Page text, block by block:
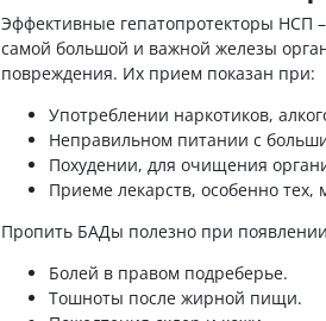
Эффективные гепатопротекторы НСП
самой большой и важной железы
повреждения. Их прием показан при:
Употреблении наркотиков,
Неправильном питании с
Похудении, для очищения
Приеме лекарств, особенно
Пропить БАДы полезно при
Болей в правом подреберье.
Тошноты после жирной пищи.